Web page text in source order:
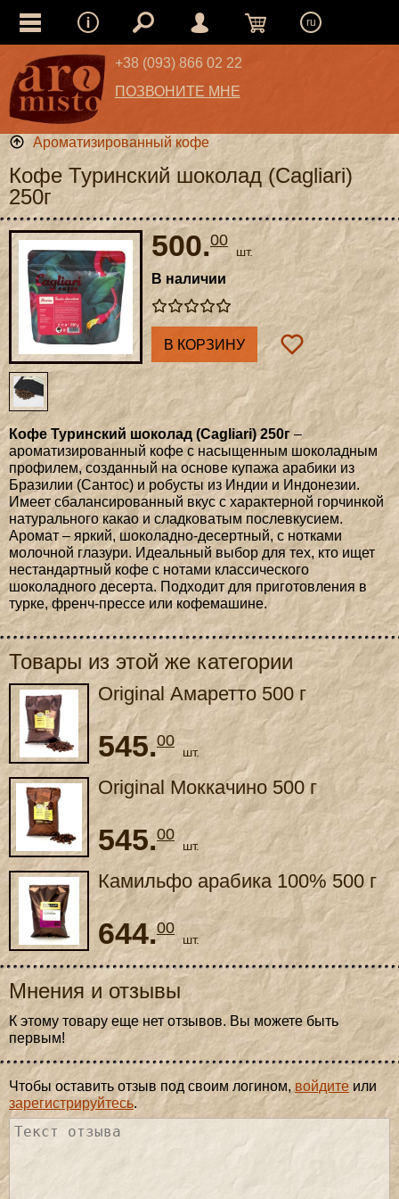
ru
+38 (093) 866 02 22
ПОЗВОНИТЕ МНЕ
Ароматизированный кофе
Кофе Туринский шоколад (Cagliari)
250г
500.00
шт.
В наличии
В КОРЗИНУ
Кофе Туринский шоколад (Cagliari) 250г –
ароматизированный кофе с насыщенным шоколадным
профилем, созданный на основе купажа арабики из
Бразилии (Сантос) и робусты из Индии и Индонезии.
Имеет сбалансированный вкус с характерной горчинкой
натурального какао и сладковатым послевкусием.
Аромат – яркий, шоколадно-десертный, с нотками
молочной глазури. Идеальный выбор для тех, кто ищет
нестандартный кофе с нотами классического
шоколадного десерта. Подходит для приготовления в
турке, френч-прессе или кофемашине.
Товары из этой же категории
Original Амаретто 500 г
545.00
шт.
Original Моккачино 500 г
545.00
шт.
Камильфо арабика 100% 500 г
644.00
шт.
Мнения и отзывы
К этому товару еще нет отзывов. Вы можете быть
первым!
Чтобы оставить отзыв под своим логином, войдите или
зарегистрируйтесь.